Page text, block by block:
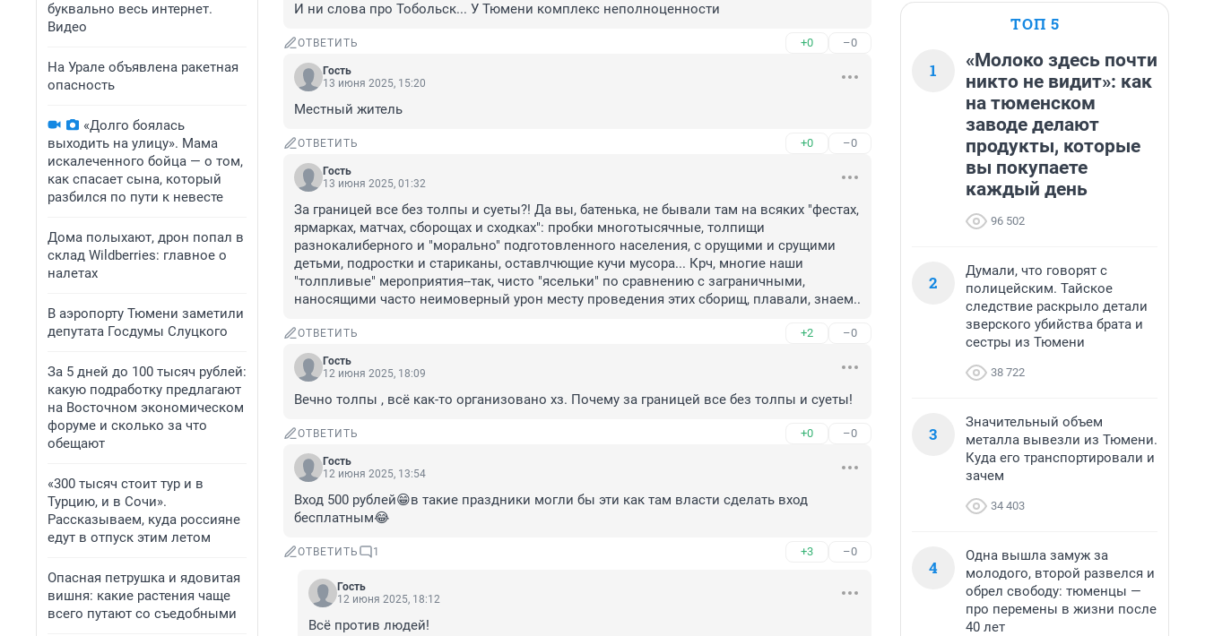
буквально весь интернет.
Видео
На Урале объявлена ракетная
опасность
«Долго боялась
выходить на улицу». Мама
искалеченного бойца — о том,
как спасает сына, который
разбился по пути к невесте
Дома полыхают, дрон попал в
склад Wildberries: главное о
налетах
В аэропорту Тюмени заметили
депутата Госдумы Слуцкого
За 5 дней до 100 тысяч рублей:
какую подработку предлагают
на Восточном экономическом
форуме и сколько за что
обещают
«300 тысяч стоит тур и в
Турцию, и в Сочи».
Рассказываем, куда россияне
едут в отпуск этим летом
Опасная петрушка и ядовитая
вишня: какие растения чаще
всего путают со съедобными
И ни слова про Тобольск... У Тюмени комплекс неполноценности
ОТВЕТИТЬ +0 –0
Гость
13 июня 2025, 15:20
Местный житель
ОТВЕТИТЬ +0 –0
Гость
13 июня 2025, 01:32
За границей все без толпы и суеты?! Да вы, батенька, не бывали там на всяких "фестах,
ярмарках, матчах, сборощах и сходках": пробки многотысячные, толпищи
разнокалиберного и "морально" подготовленного населения, с орущими и срущими
детьми, подростки и стариканы, оставлчющие кучи мусора... Крч, многие наши
"толпливые" мероприятия--так, чисто "ясельки" по сравнению с заграничными,
наносящими часто неимоверный урон месту проведения этих сборищ, плавали, знаем..
ОТВЕТИТЬ +2 –0
Гость
12 июня 2025, 18:09
Вечно толпы , всё как-то организовано хз. Почему за границей все без толпы и суеты!
ОТВЕТИТЬ +0 –0
Гость
12 июня 2025, 13:54
Вход 500 рублей😁в такие праздники могли бы эти как там власти сделать вход
бесплатным😂
ОТВЕТИТЬ 1 +3 –0
Гость
12 июня 2025, 18:12
Всё против людей!
ТОП 5
1
«Молоко здесь почти
никто не видит»: как
на тюменском
заводе делают
продукты, которые
вы покупаете
каждый день
96 502
2
Думали, что говорят с
полицейским. Тайское
следствие раскрыло детали
зверского убийства брата и
сестры из Тюмени
38 722
3
Значительный объем
металла вывезли из Тюмени.
Куда его транспортировали и
зачем
34 403
4
Одна вышла замуж за
молодого, второй развелся и
обрел свободу: тюменцы —
про перемены в жизни после
40 лет